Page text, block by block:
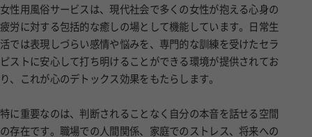
女性用風俗サービスは、現代社会で多くの女性が抱える心身の
疲労に対する包括的な癒しの場として機能しています。日常生
活では表現しづらい感情や悩みを、専門的な訓練を受けたセラ
ピストに安心して打ち明けることができる環境が提供されてお
り、これが心のデトックス効果をもたらします。
特に重要なのは、判断されることなく自分の本音を話せる空間
の存在です。職場での人間関係、家庭でのストレス、将来への